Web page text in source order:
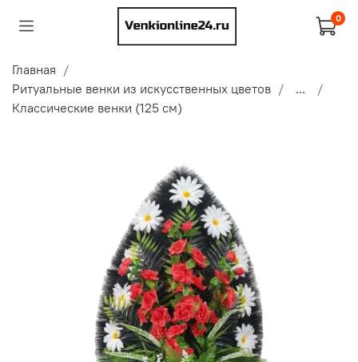
0
Главная
Ритуальные венки из искусственных цветов
...
Классические венки (125 см)